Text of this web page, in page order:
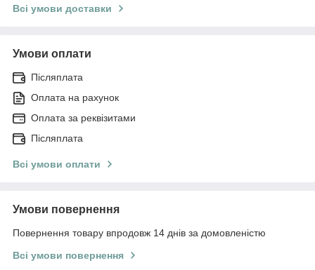
Всі умови доставки
Умови оплати
Післяплата
Оплата на рахунок
Оплата за реквізитами
Післяплата
Всі умови оплати
Умови повернення
Повернення товару впродовж 14 днів за домовленістю
Всі умови повернення